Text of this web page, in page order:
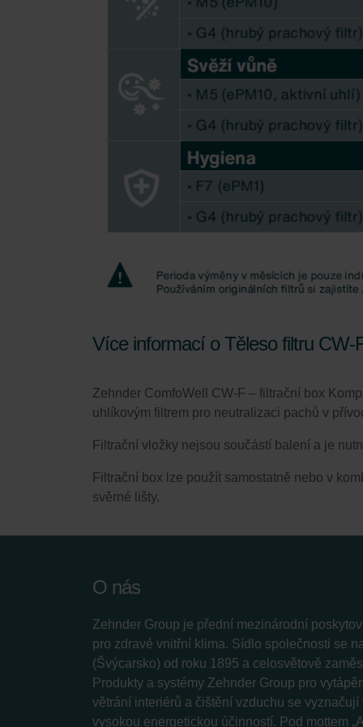
Zehnder Group Schweiz AG:
Zehnder Group UK Limited:
Více informací o Těleso filtru CW-
Zehnder ComfoWell CW-F – filtrační box
uhlíkovým filtrem pro neutralizaci pachů v
Filtrační vložky nejsou součástí balení a je
Filtrační box lze použít samostatně nebo v
svěrné lišty.
O nás
Zehnder Group je přední mezinárodní
pro zdravé vnitřní klima. Sídlo společnosti se
(Švýcarsko) od roku 1895 a celosvětově
Produkty a systémy Zehnder Group pro
větrání interiérů a čištění vzduchu se
vysokou energetickou účinností. Pod mottem